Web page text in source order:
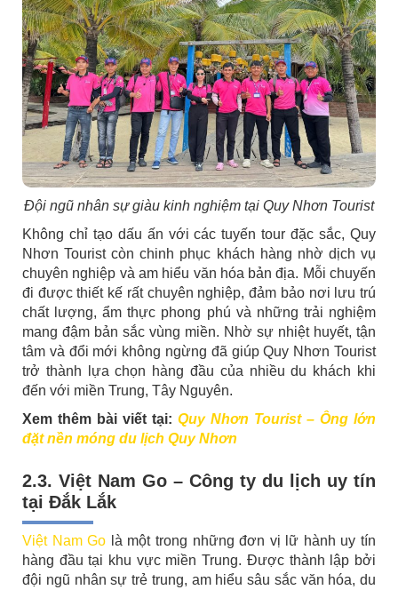
Đội ngũ nhân sự giàu kinh nghiệm tại Quy Nhơn Tourist
Không chỉ tạo dấu ấn với các tuyến tour đặc sắc, Quy
Nhơn Tourist còn chinh phục khách hàng nhờ dịch vụ
chuyên nghiệp và am hiểu văn hóa bản địa. Mỗi chuyến
đi được thiết kế rất chuyên nghiệp, đảm bảo nơi lưu trú
chất lượng, ẩm thực phong phú và những trải nghiệm
mang đậm bản sắc vùng miền. Nhờ sự nhiệt huyết, tận
tâm và đổi mới không ngừng đã giúp Quy Nhơn Tourist
trở thành lựa chọn hàng đầu của nhiều du khách khi
đến với miền Trung, Tây Nguyên.
Xem thêm bài viết tại: Quy Nhơn Tourist – Ông lớn
đặt nền móng du lịch Quy Nhơn
2.3. Việt Nam Go – Công ty du lịch uy tín
tại Đắk Lắk
Việt Nam Go là một trong những đơn vị lữ hành uy tín
hàng đầu tại khu vực miền Trung. Được thành lập bởi
đội ngũ nhân sự trẻ trung, am hiểu sâu sắc văn hóa, du